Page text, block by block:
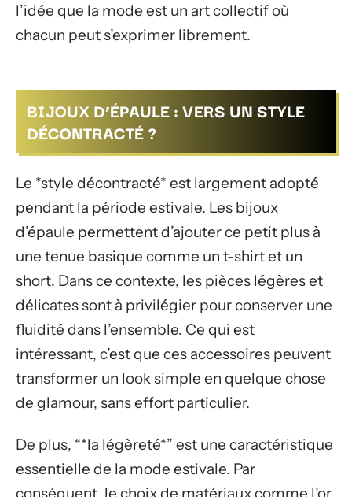
l’idée que la mode est un art collectif où
chacun peut s’exprimer librement.
BIJOUX D’ÉPAULE : VERS UN STYLE
DÉCONTRACTÉ ?
Le *style décontracté* est largement adopté
pendant la période estivale. Les bijoux
d’épaule permettent d’ajouter ce petit plus à
une tenue basique comme un t-shirt et un
short. Dans ce contexte, les pièces légères et
délicates sont à privilégier pour conserver une
fluidité dans l’ensemble. Ce qui est
intéressant, c’est que ces accessoires peuvent
transformer un look simple en quelque chose
de glamour, sans effort particulier.
De plus, “*la légèreté*” est une caractéristique
essentielle de la mode estivale. Par